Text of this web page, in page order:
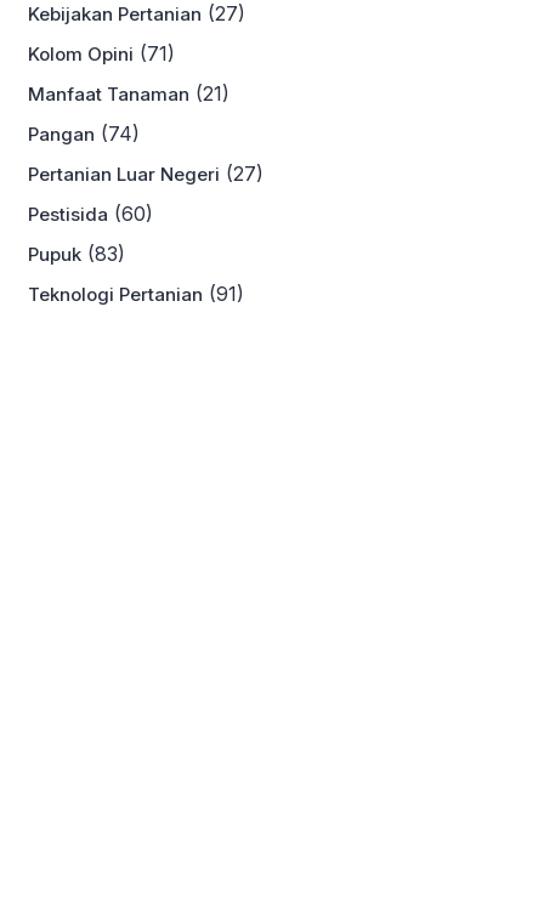
Kebijakan Pertanian (27)
Kolom Opini (71)
Manfaat Tanaman (21)
Pangan (74)
Pertanian Luar Negeri (27)
Pestisida (60)
Pupuk (83)
Teknologi Pertanian (91)